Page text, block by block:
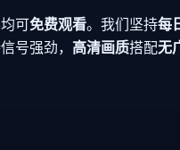
可免费观看。我们坚持每
号强劲， 高清画质搭配无